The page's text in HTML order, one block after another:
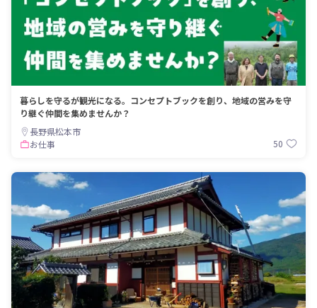
暮らしを守るが観光になる。コンセプトブックを創り、地域の営みを守
り継ぐ仲間を集めませんか？
長野県松本市
お仕事
50